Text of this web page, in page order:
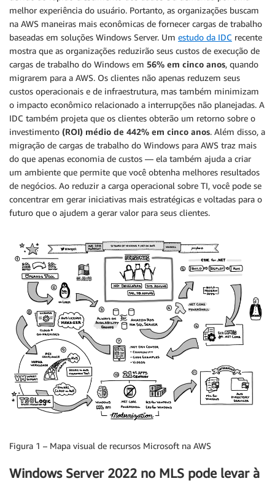
melhor experiência do usuário. Portanto, as organizações buscam
na AWS maneiras mais econômicas de fornecer cargas de trabalho
baseadas em soluções Windows Server. Um estudo da IDC recente
mostra que as organizações reduzirão seus custos de execução de
cargas de trabalho do Windows em 56% em cinco anos, quando
migrarem para a AWS. Os clientes não apenas reduzem seus
custos operacionais e de infraestrutura, mas também minimizam
o impacto econômico relacionado a interrupções não planejadas. A
IDC também projeta que os clientes obterão um retorno sobre o
investimento (ROI) médio de 442% em cinco anos. Além disso, a
migração de cargas de trabalho do Windows para AWS traz mais
do que apenas economia de custos — ela também ajuda a criar
um ambiente que permite que você obtenha melhores resultados
de negócios. Ao reduzir a carga operacional sobre TI, você pode se
concentrar em gerar iniciativas mais estratégicas e voltadas para o
futuro que o ajudem a gerar valor para seus clientes.
Figura 1 – Mapa visual de recursos Microsoft na AWS
Windows Server 2022 no MLS pode levar à